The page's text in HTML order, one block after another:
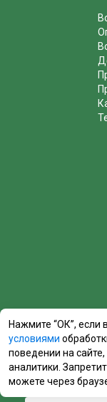
Нажмите “ОК”, если
условиями
поведении на
аналитики.
можете через